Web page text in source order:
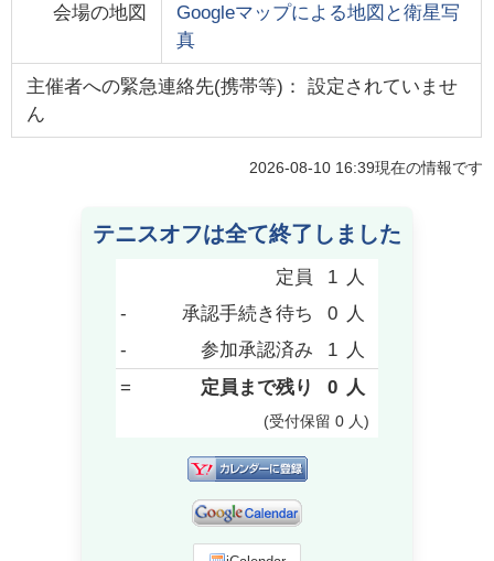
会場の地図
Googleマップによる地図と衛星写
真
主催者への緊急連絡先(携帯等)： 設定されていませ
ん
2026-08-10 16:39現在の情報です
テニスオフは全て終了しました
定員 1 人
-
承認手続き待ち 0 人
-
参加承認済み 1 人
=
定員まで残り 0 人
(受付保留 0 人)